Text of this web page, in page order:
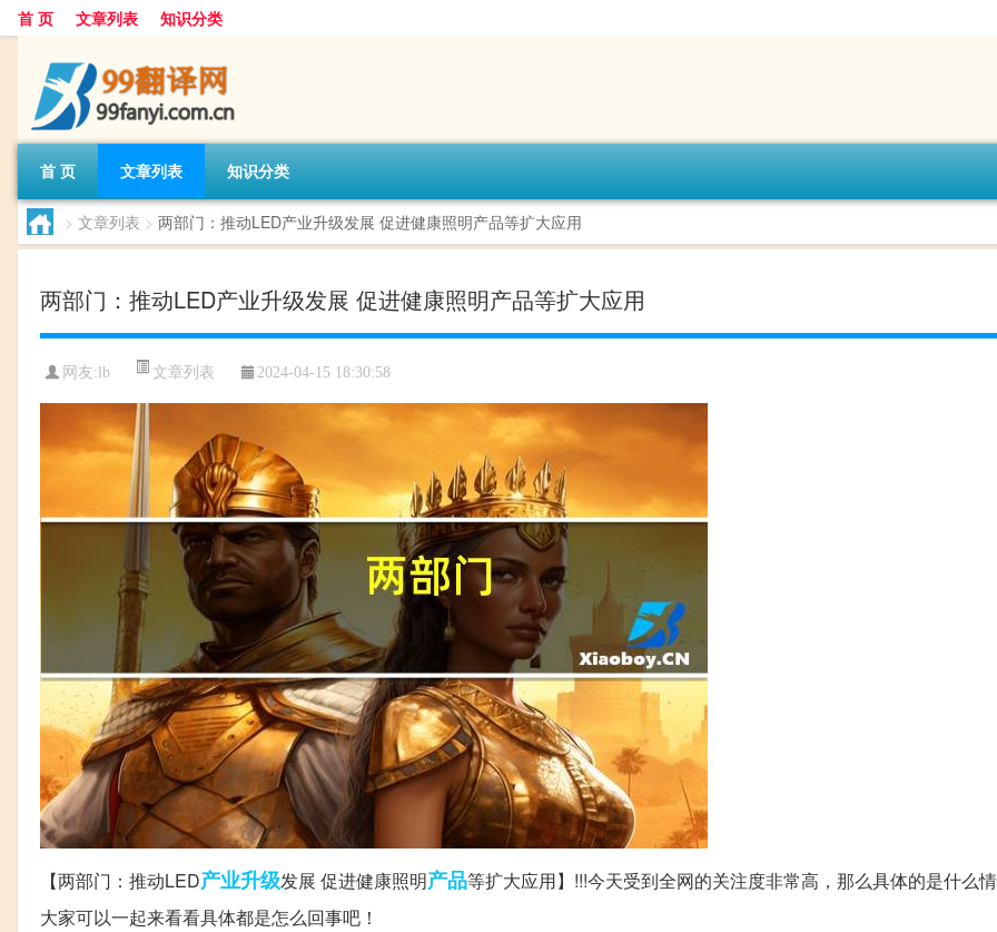
首 页 文章列表 知识分类
首 页 文章列表 知识分类
> 文章列表 > 两部门：推动LED产业升级发展 促进健康照明产品等扩大应用
两部门：推动LED产业升级发展 促进健康照明产品等扩大应用
网友: lb 文章列表 2024-04-15 18:30:58
【两部门：推动LED产业升级发展 促进健康照明产品等扩大应用】!!!今天受到全网的关注度非常高，那么具体的是什么
大家可以一起来看看具体都是怎么回事吧！